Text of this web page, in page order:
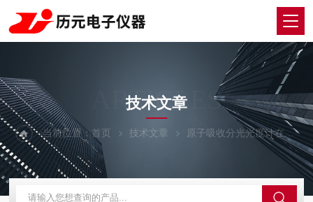
ARTICLES
技术文章
当前位置：首页 技术文章 原子吸收分光光度计在元素分析中的应用